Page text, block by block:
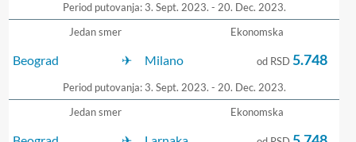
Period putovanja: 3. Sept. 2023. - 20. Dec. 2023.
Jedan smer
Beograd Milano
Ekonomska
Period putovanja: 3. Sept. 2023. - 20. Dec. 2023.
od RSD5.748
Jedan smer Ekonomska